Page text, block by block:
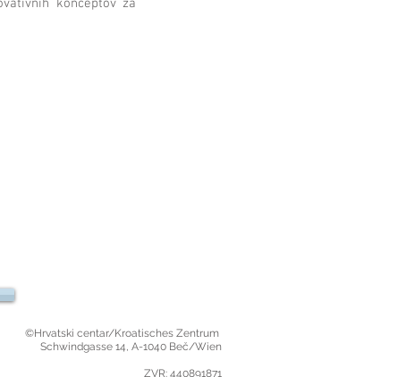
konceptov za
©Hrvatski centar/Kroatisches Zentrum
Schwindgasse 14, A-1040 Beč/Wien
ZVR: 440891871